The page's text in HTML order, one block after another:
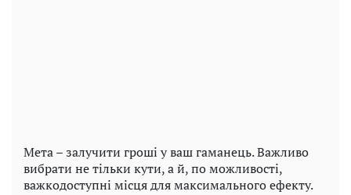
Мета – залучити гроші у ваш гаманець. Важливо
вибрати не тільки кути, а й, по можливості,
важкодоступні місця для максимального ефекту.